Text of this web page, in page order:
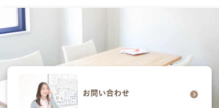
お問い合わせ